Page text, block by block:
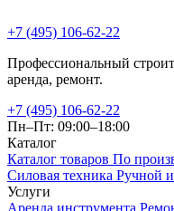
+7 (495) 106-62-22
Профессиональный
аренда, ремонт.
+7 (495) 106-62-22
Пн–Пт: 09:00–18:00
Каталог
Каталог товаров По
Силовая техника Ручной
Услуги
Аренда инструмента